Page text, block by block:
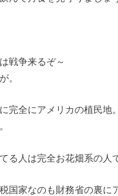
戦争来るぞ～
。
完全にアメリカの植民地。
る人は完全お花畑系の人
国家なのも財務省の裏に